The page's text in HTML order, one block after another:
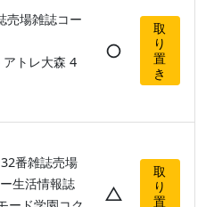
場雑誌コー
トレ大森 4
○
取
り
置
き
番雑誌売場
生活情報誌
△
取
り
置